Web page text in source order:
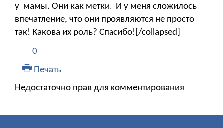
у мамы. Они как метки. И у меня сложилось
впечатление, что они проявляются не просто
так! Какова их роль? Спасибо![/collapsed]
0
Печать
Недостаточно прав для комментирования